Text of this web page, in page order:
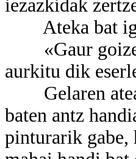
iezazkidak
Ateka bat
«Gaur
aurkitu dik
Gelaren atea
baten antz
pinturarik gabe,